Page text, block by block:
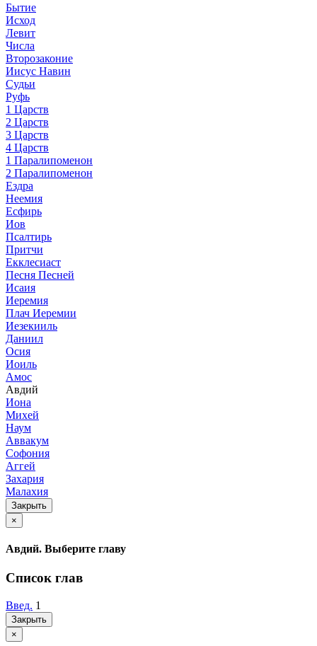
Бытие
Исход
Левит
Числа
Второзаконие
Иисус Навин
Судьи
Руфь
1 Царств
2 Царств
3 Царств
4 Царств
1 Паралипоменон
2 Паралипоменон
Ездра
Неемия
Есфирь
Иов
Псалтирь
Притчи
Екклесиаст
Песня Песней
Исаия
Иеремия
Плач Иеремии
Иезекииль
Даниил
Осия
Иоиль
Амос
Авдий
Иона
Михей
Наум
Аввакум
Софония
Аггей
Захария
Малахия
Закрыть
×
Авдий. Выберите главу
Список глав
Введ. 1
Закрыть
×